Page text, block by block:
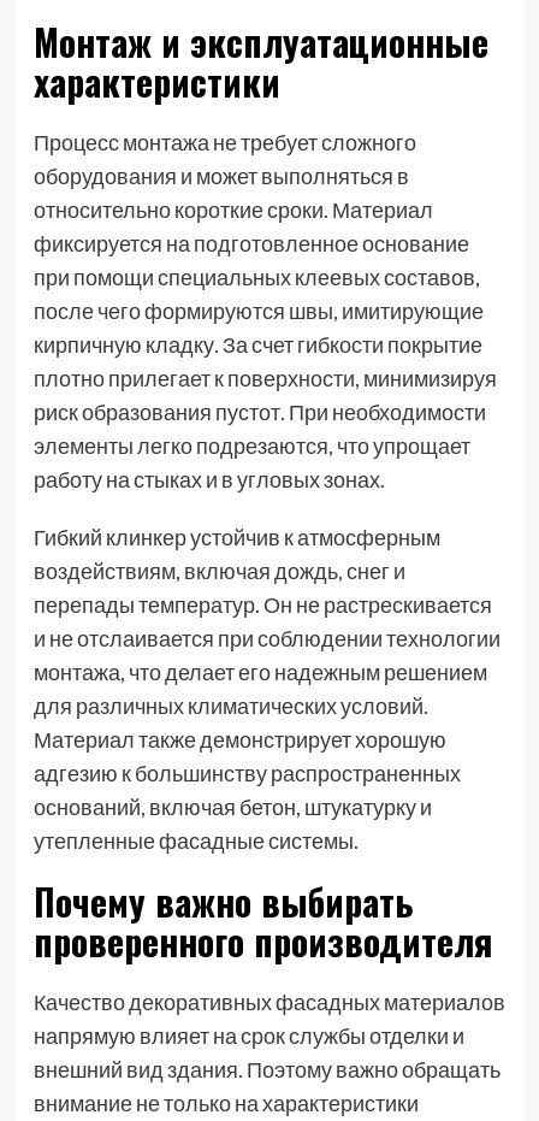
Монтаж и эксплуатационные
характеристики
Процесс монтажа не требует сложного
оборудования и может выполняться в
относительно короткие сроки. Материал
фиксируется на подготовленное основание
при помощи специальных клеевых составов,
после чего формируются швы, имитирующие
кирпичную кладку. За счет гибкости покрытие
плотно прилегает к поверхности, минимизируя
риск образования пустот. При необходимости
элементы легко подрезаются, что упрощает
работу на стыках и в угловых зонах.
Гибкий клинкер устойчив к атмосферным
воздействиям, включая дождь, снег и
перепады температур. Он не растрескивается
и не отслаивается при соблюдении технологии
монтажа, что делает его надежным решением
для различных климатических условий.
Материал также демонстрирует хорошую
адгезию к большинству распространенных
оснований, включая бетон, штукатурку и
утепленные фасадные системы.
Почему важно выбирать
проверенного производителя
Качество декоративных фасадных материалов
напрямую влияет на срок службы отделки и
внешний вид здания. Поэтому важно обращать
внимание не только на характеристики